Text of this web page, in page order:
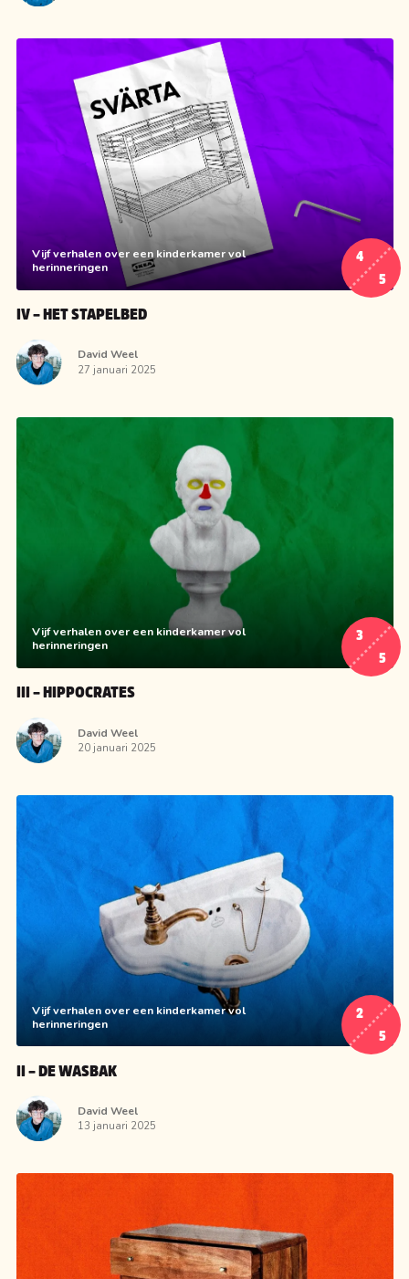
Vijf verhalen over een kinderkamer vol
herinneringen
4
5
IV – HET STAPELBED
David Weel
27 januari 2025
Vijf verhalen over een kinderkamer vol
herinneringen
3
5
III – HIPPOCRATES
David Weel
20 januari 2025
Vijf verhalen over een kinderkamer vol
herinneringen
2
5
II – DE WASBAK
David Weel
13 januari 2025